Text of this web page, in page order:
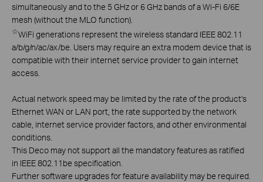
simultaneously and to the 5 GHz or 6 GHz bands of a Wi-Fi 6/6E
mesh (without the MLO function).
☆WiFi generations represent the wireless standard IEEE 802.11
a/b/g/n/ac/ax/be. Users may require an extra modem device that is
compatible with their internet service provider to gain internet
access.
Actual network speed may be limited by the rate of the product's
Ethernet WAN or LAN port, the rate supported by the network
cable, internet service provider factors, and other environmental
conditions.
This Deco may not support all the mandatory features as ratified
in IEEE 802.11be specification.
Further software upgrades for feature availability may be required.